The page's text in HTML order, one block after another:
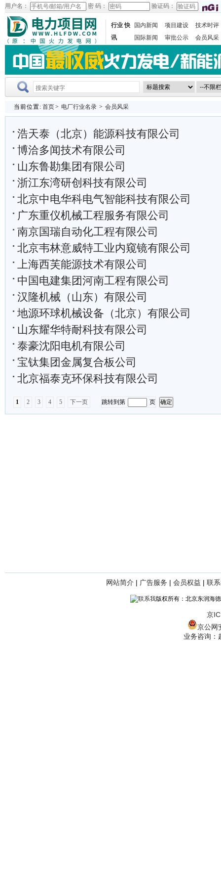
用户名： 密 码： 验证码：
行业 快
讯
国内新闻 项目建设
技术时评
国际新闻
审批公示 会员风采
当前位置: 首页> 电厂行业名录 > 会员风采
浩天泰（北京）能源科技有限公司
博洽多闻技术有限公司
山东鲁勘集团有限公司
浙江东湾研创科技有限公司
北京中电华科电气智能科技有限公司
广东重仪机械工程服务有限公司
南京国瑞自动化工程有限公司
北京韦林意威特工业内窥镜有限公司
上海西芙能源技术有限公司
中国电建集团河南工程有限公司
汉隆机械（山东）有限公司
地源环球机械设备（北京）有限公司
山东耀华特耐科技有限公司
泰豪沈阳电机有限公司
宝钛集团金属复合板公司
北京福泰克环保科技有限公司
1 2 3 4 5 下一页 跳转到第 页
网站简介 | 广告服务 | 会员权益 | 联
版权所有：北京东润海
京
京公网
业务咨询：